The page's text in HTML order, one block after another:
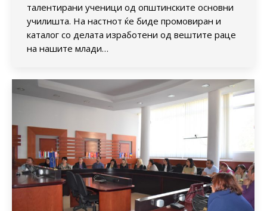
талентирани ученици од општинските основни
училишта. На настнот ќе биде промовиран и
каталог со делата изработени од вештите раце
на нашите млади…